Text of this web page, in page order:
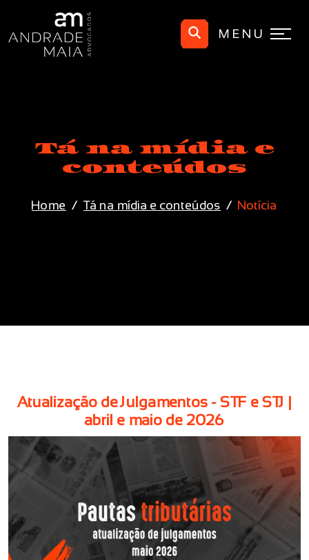
MENU
Tá na mídia e
conteúdos
Home Tá na mídia e conteúdos Notícia
Atualização de Julgamentos - STF e STJ |
abril e maio de 2026